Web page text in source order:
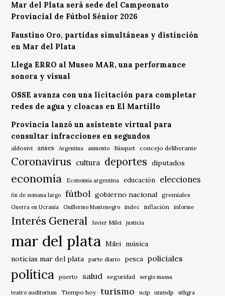
Mar del Plata será sede del Campeonato
Provincial de Fútbol Sénior 2026
Faustino Oro, partidas simultáneas y distinción
en Mar del Plata
Llega ERRO al Museo MAR, una performance
sonora y visual
OSSE avanza con una licitación para completar
redes de agua y cloacas en El Martillo
Provincia lanzó un asistente virtual para
consultar infracciones en segundos
aldosivi anses Argentina aumento Básquet concejo deliberante
Coronavirus cultura deportes diputados
economía Economía argentina educación elecciones
fin de semana largo fútbol gobierno nacional gremiales
Guerra en Ucrania Guillermo Montenegro indec inflación informe
Interés General Javier Milei justicia
mar del plata Milei música
noticias mar del plata
parte diario pesca policiales
política puerto salud seguridad sergio massa
teatro auditorium Tiempo hoy turismo ucip unmdp uthgra